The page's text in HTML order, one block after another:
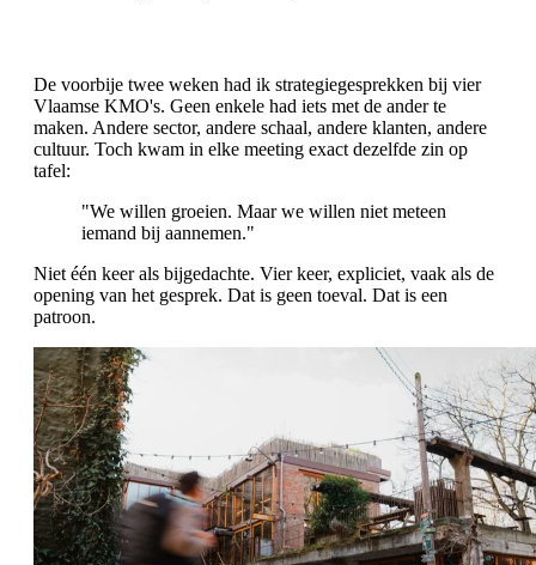
De voorbije twee weken had ik strategiegesprekken bij vier
Vlaamse KMO's. Geen enkele had iets met de ander te
maken. Andere sector, andere schaal, andere klanten, andere
cultuur. Toch kwam in elke meeting exact dezelfde zin op
tafel:
"We willen groeien. Maar we willen niet meteen
iemand bij aannemen."
Niet één keer als bijgedachte. Vier keer, expliciet, vaak als de
opening van het gesprek. Dat is geen toeval. Dat is een
patroon.